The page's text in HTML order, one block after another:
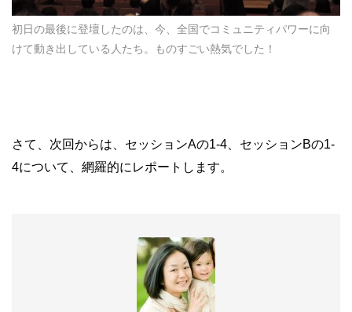
初日の最後に登壇したのは、今、全国でコミュニティパワーに向
けて動き出している人たち。ものすごい熱気でした！
さて、次回からは、セッションAの1-4、セッションBの1-
4について、網羅的にレポートします。